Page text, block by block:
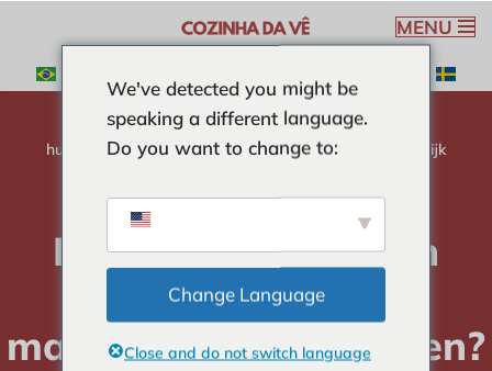
naar
inhoud
MENU
huis TRUCS & TIPS-Hoe maak je snel en gemakkelijk
Hoe maak je snel en
gemakkelijk
magnetronaardappelen?
We've detected you might be
speaking a different language.
Do you want to change to:
Change Language
Close and do not switch language